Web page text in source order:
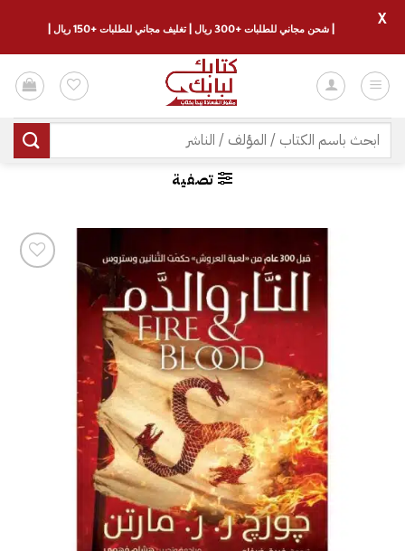
للمحتوى
البحث
عن:
تصفية
| شحن مجاني للطلبات +300 ريال | تغليف مجاني للطلبات +150 ريال |
X